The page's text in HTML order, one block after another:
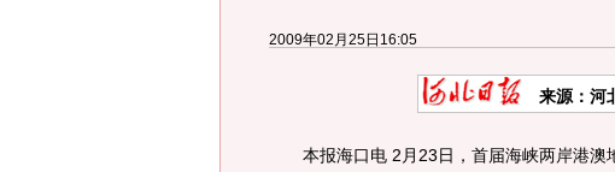
2009年02月25日16:05
来源：河
本报海口电 2月23日，首届海峡两岸港澳